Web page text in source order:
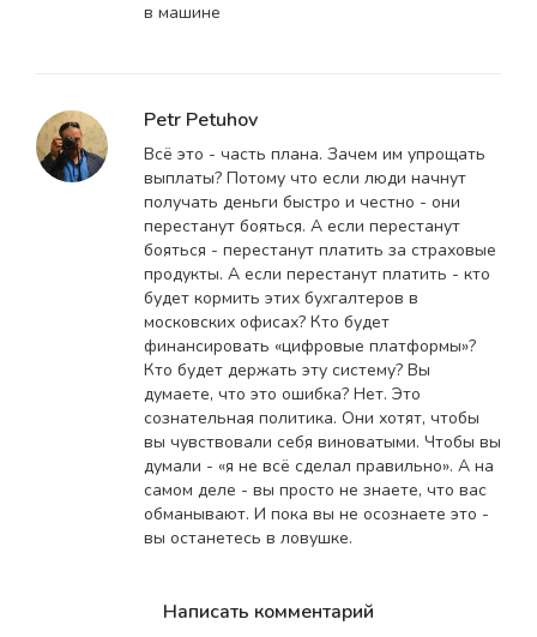
в машине
Petr Petuhov
Всё это - часть плана. Зачем им упрощать
выплаты? Потому что если люди начнут
получать деньги быстро и честно - они
перестанут бояться. А если перестанут
бояться - перестанут платить за страховые
продукты. А если перестанут платить - кто
будет кормить этих бухгалтеров в
московских офисах? Кто будет
финансировать «цифровые платформы»?
Кто будет держать эту систему? Вы
думаете, что это ошибка? Нет. Это
сознательная политика. Они хотят, чтобы
вы чувствовали себя виноватыми. Чтобы вы
думали - «я не всё сделал правильно». А на
самом деле - вы просто не знаете, что вас
обманывают. И пока вы не осознаете это -
вы останетесь в ловушке.
Написать комментарий